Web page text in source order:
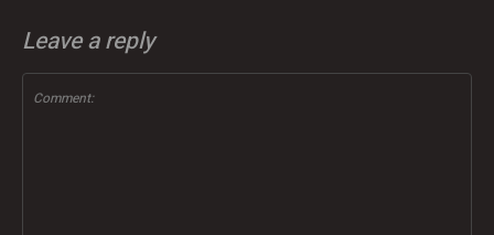
Leave a reply